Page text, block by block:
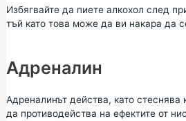
Избягвайте да пиете алкохол след
тъй като това може да ви накара да
Адреналин
Адреналинът действа, като стеснява
да противодейства на ефектите от